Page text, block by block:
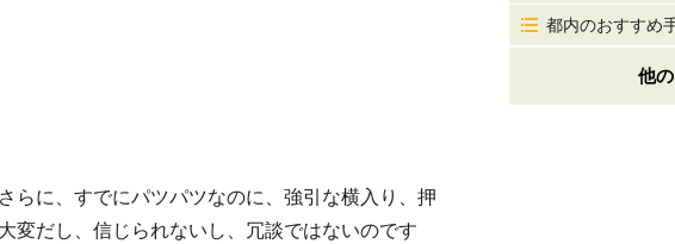
らに、すでにパツパツなのに、強引な横入り、押
変だし、信じられないし、冗談ではないのです
都内のおすすめ
他